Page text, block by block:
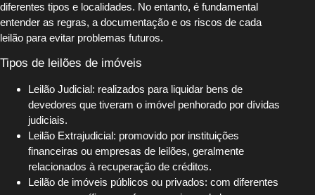
diferentes tipos e localidades. No entanto, é fundamental
entender as regras, a documentação e os riscos de cada
leilão para evitar problemas futuros.
Tipos de leilões de imóveis
Leilão Judicial: realizados para liquidar bens de
devedores que tiveram o imóvel penhorado por dívidas
judiciais.
Leilão Extrajudicial: promovido por instituições
financeiras ou empresas de leilões, geralmente
relacionados à recuperação de créditos.
Leilão de imóveis públicos ou privados: com diferentes